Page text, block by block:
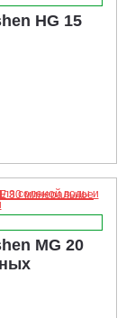
HG 15
MG 20